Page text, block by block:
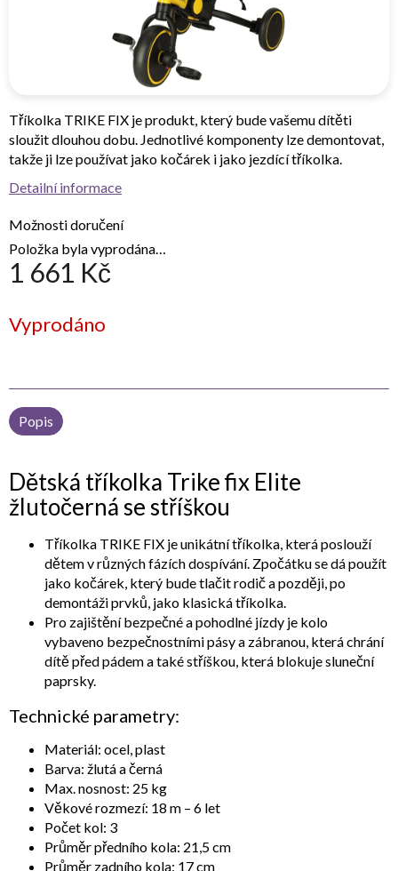
1 661 Kč
cena:
Vyprodáno
Možnosti doručení
Položka byla vyprodána…
Tříkolka TRIKE FIX je produkt, který bude vašemu dítěti
sloužit dlouhou dobu. Jednotlivé komponenty lze demontovat,
takže ji lze používat jako kočárek i jako jezdící tříkolka.
Detailní informace
Popis
Dětská tříkolka Trike fix Elite
žlutočerná se stříškou
Tříkolka TRIKE FIX je unikátní tříkolka, která poslouží
dětem v různých fázích dospívání. Zpočátku se dá použít
jako kočárek, který bude tlačit rodič a později, po
demontáži prvků, jako klasická tříkolka.
Pro zajištění bezpečné a pohodlné jízdy je kolo
vybaveno bezpečnostními pásy a zábranou, která chrání
dítě před pádem a také stříškou, která blokuje sluneční
paprsky.
Technické parametry:
Materiál: ocel, plast
Barva: žlutá a černá
Max. nosnost: 25 kg
Věkové rozmezí: 18 m – 6 let
Počet kol: 3
Průměr předního kola: 21,5 cm
Průměr zadního kola: 17 cm